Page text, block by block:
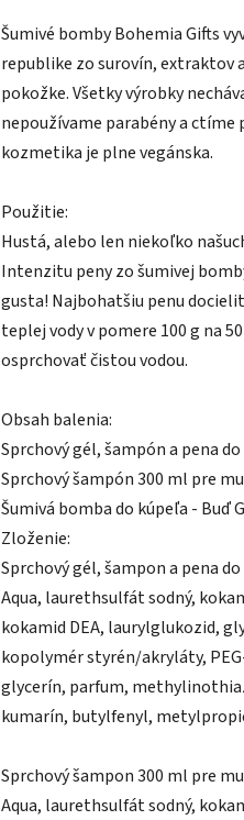
Šumivé bomby Bohemia Gifts
republike zo surovín, extraktov
pokožke. Všetky výrobky
nepoužívame parabény a
kozmetika je plne vegánska.
Použitie:
Hustá, alebo len niekoľko
Intenzitu peny zo šumivej
gusta! Najbohatšiu penu
teplej vody v pomere 100 g na
osprchovať čistou vodou.
Obsah balenia:
Sprchový gél, šampón a pena
Sprchový šampón 300 ml pre
Šumivá bomba do kúpeľa - Buď
Zloženie:
Sprchový gél, šampon a pena
Aqua, laurethsulfát sodný,
kokamid DEA, laurylglukozid,
kopolymér styrén/akryláty,
glycerín, parfum,
kumarín, butylfenyl,
Sprchový šampon 300 ml pre
Aqua, laurethsulfát sodný,